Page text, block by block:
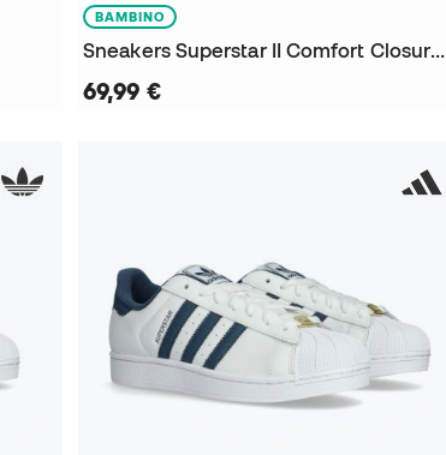
BAMBINO
Sneakers Superstar II Comfort Closure Niño
69,99 €